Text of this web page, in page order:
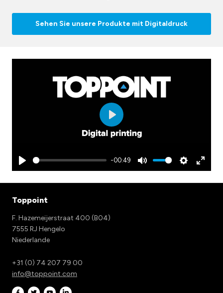
Sehen Sie unsere Produkte mit Digitaldruck
Play
-00:49
Mute Settings
Enter
Play
Toppoint
F. Hazemeijerstraat 400 (B04)
7555 RJ Hengelo
Niederlande
+31 (0) 74 207 79 00
info@toppoint.com